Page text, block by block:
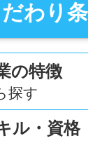
わり
の特徴
探す
ル・資格